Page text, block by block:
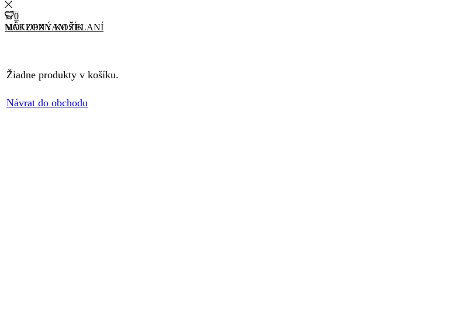
0
MÔJ ZOZNAM ŽELANÍ
0
NÁKUPNÝ KOŠÍK
Žiadne produkty v košíku.
Návrat do obchodu